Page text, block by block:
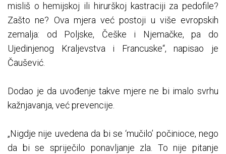
misliš o hemijskoj ili hirurškoj kastraciji za pedofile?
Zašto ne? Ova mjera već postoji u više evropskih
zemalja: od Poljske, Češke i Njemačke, pa do
Ujedinjenog Kraljevstva i Francuske“, napisao je
Čaušević.
Dodao je da uvođenje takve mjere ne bi imalo svrhu
kažnjavanja, već prevencije.
„Nigdje nije uvedena da bi se ‘mučilo’ počinioce, nego
da bi se spriječilo ponavljanje zla. To nije pitanje